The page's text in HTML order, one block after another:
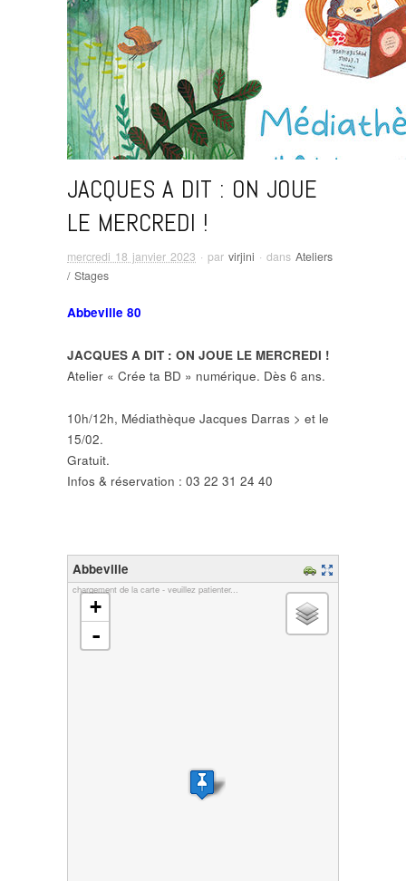
JACQUES A DIT : ON JOUE
LE MERCREDI !
mercredi 18 janvier 2023 · par virjini · dans Ateliers
/ Stages
Abbeville 80
JACQUES A DIT : ON JOUE LE MERCREDI !
Atelier « Crée ta BD » numérique. Dès 6 ans.
10h/12h, Médiathèque Jacques Darras > et le
15/02.
Gratuit.
Infos & réservation : 03 22 31 24 40
Abbeville
chargement de la carte - veuillez patienter...
+
-